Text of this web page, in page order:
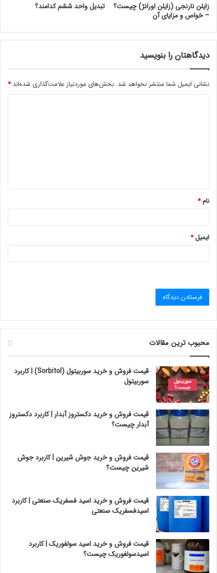
زایلن نارنجی (زایلن اورانژ) چیست؟
– خواص و مزایای آن
تبدیل واحد ششم کدامند؟
دیدگاهتان را بنویسید
نشانی ایمیل شما منتشر نخواهد شد. بخش‌های موردنیاز علامت‌گذاری شده‌اند*
*
نام*
ایمیل*
محبوب ترین مقالات
قیمت فروش و خرید سوربیتول (Sorbitol) | کاربرد
سوربیتول
قیمت فروش و خرید دکستروز آبدار | کاربرد دکستروز
آبدار چیست؟
قیمت فروش و خرید جوش شیرین | کاربرد جوش
شیرین چیست؟
قیمت فروش و خرید اسید فسفریک صنعتی | کاربرد
اسیدفسفریک صنعتی
قیمت فروش و خرید اسید سولفوریک | کاربرد
اسیدسولفوریک چیست؟